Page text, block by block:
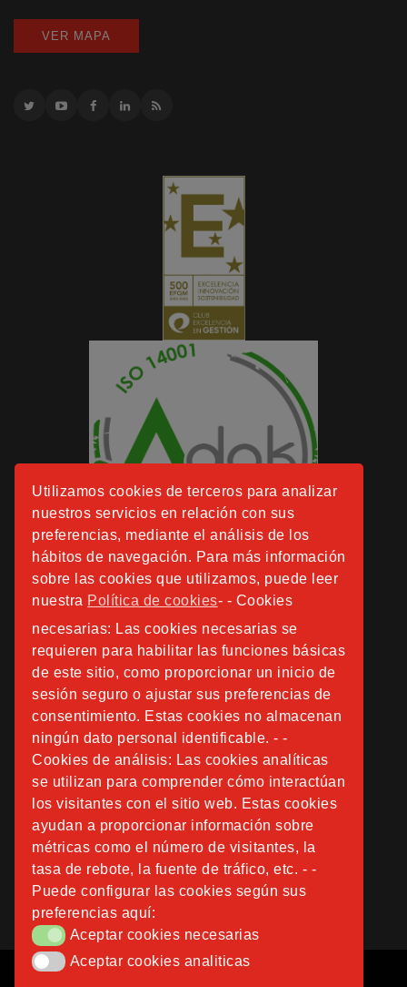
Utilizamos cookies de terceros para analizar
nuestros servicios en relación con sus
preferencias, mediante el análisis de los
hábitos de navegación. Para más información
sobre las cookies que utilizamos, puede leer
nuestra Política de cookies- - Cookies
necesarias: Las cookies necesarias se
requieren para habilitar las funciones básicas
de este sitio, como proporcionar un inicio de
sesión seguro o ajustar sus preferencias de
consentimiento. Estas cookies no almacenan
ningún dato personal identificable. - -
Cookies de análisis: Las cookies analíticas
se utilizan para comprender cómo interactúan
los visitantes con el sitio web. Estas cookies
ayudan a proporcionar información sobre
métricas como el número de visitantes, la
tasa de rebote, la fuente de tráfico, etc. - -
Puede configurar las cookies según sus
preferencias aquí:
Aceptar cookies necesarias
Aceptar cookies necesarias
Aceptar cookies analiticas
Aceptar cookies analiticas
VER MAPA